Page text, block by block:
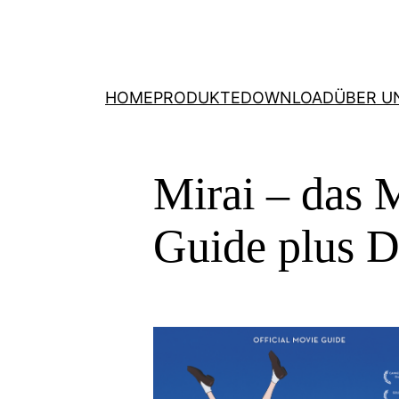
HOMEPRODUKTEDOWNLOADÜBER
Mirai – das
Guide plus